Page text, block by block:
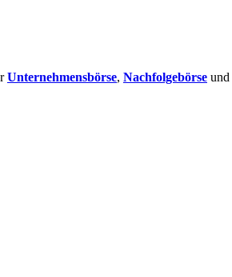
Unternehmensbörse, Nachfolgebörse und